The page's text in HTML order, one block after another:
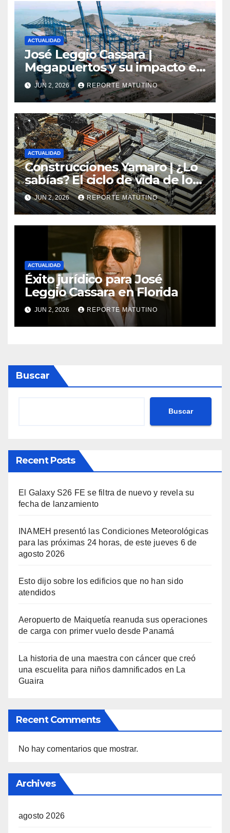
ACTUALIDAD
José Leggio Cassara |
Megapuertos y su impacto en
el turismo y el comercio
global
JUN 2, 2026 REPORTE MATUTINO
ACTUALIDAD
Construcciones Yamaro | ¿Lo
sabías? El ciclo de vida de los
materiales de construcción
revoluciona eficiencia en
proyectos modernos
JUN 2, 2026 REPORTE MATUTINO
ACTUALIDAD
Éxito jurídico para José
Leggio Cassara en Florida
JUN 2, 2026 REPORTE MATUTINO
Buscar
Buscar
Recent Posts
El Galaxy S26 FE se filtra de nuevo y revela su
fecha de lanzamiento
INAMEH presentó las Condiciones Meteorológicas
para las próximas 24 horas, de este jueves 6 de
agosto 2026
Esto dijo sobre los edificios que no han sido
atendidos
Aeropuerto de Maiquetía reanuda sus operaciones
de carga con primer vuelo desde Panamá
La historia de una maestra con cáncer que creó
una escuelita para niños damnificados en La
Guaira
Recent Comments
No hay comentarios que mostrar.
Archives
agosto 2026